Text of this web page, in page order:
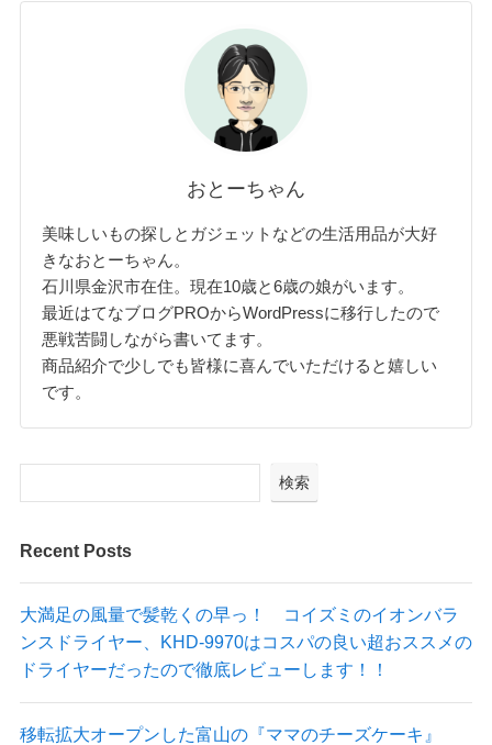
おとーちゃん
美味しいもの探しとガジェットなどの生活用品が大好
きなおとーちゃん。
石川県金沢市在住。現在10歳と6歳の娘がいます。
最近はてなブログPROからWordPressに移行したので
悪戦苦闘しながら書いてます。
商品紹介で少しでも皆様に喜んでいただけると嬉しい
です。
検索
Recent Posts
大満足の風量で髪乾くの早っ！ コイズミのイオンバラ
ンスドライヤー、KHD-9970はコスパの良い超おススメの
ドライヤーだったので徹底レビューします！！
移転拡大オープンした富山の『ママのチーズケーキ』